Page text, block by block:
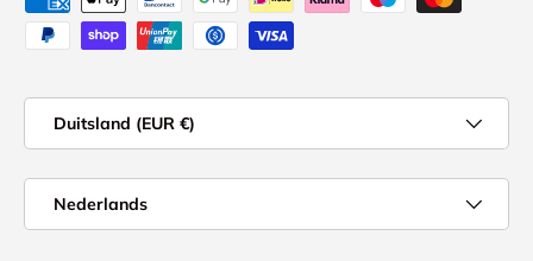
Duitsland (EUR €)
Nederlands